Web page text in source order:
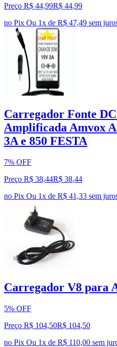
Preço R$ 44,99R$ 44,99
no Pix Ou 1x de R$ 47,49 sem
Carregador Fonte
Amplificada Amvox
3A e 850 FESTA
7% OFF
Preço R$ 38,44R$ 38,44
no Pix Ou 1x de R$ 41,33 sem
Carregador V8 para
5% OFF
Preço R$ 104,50R$ 104,50
no Pix Ou 1x de R$ 110,00 sem